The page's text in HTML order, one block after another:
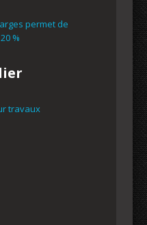
permet de
%
travaux